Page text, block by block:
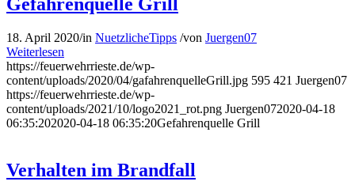
18. April 2020/in NuetzlicheTipps /von Juergen07
Weiterlesen
https://feuerwehrrieste.de/wp-
content/uploads/2020/04/gafahrenquelleGrill.jpg 595 421 Juergen07
https://feuerwehrrieste.de/wp-
content/uploads/2021/10/logo2021_rot.png Juergen072020-04-18
06:35:202020-04-18 06:35:20Gefahrenquelle Grill
Verhalten im Brandfall